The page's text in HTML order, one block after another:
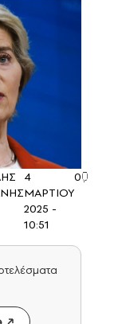
4
ΜΑΡΤΙΟΥ
2025 -
10:51
0